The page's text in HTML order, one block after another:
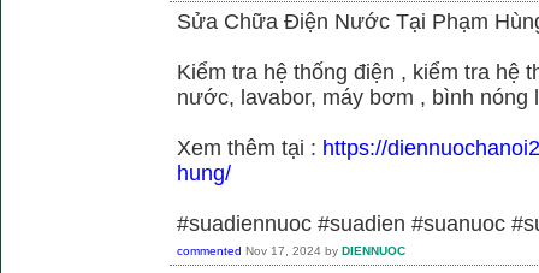
Sửa Chữa Điện Nước Tại Phạm
Kiểm tra hệ thống điện , kiểm tra hệ
nước, lavabor, máy bơm , bình nóng
Xem thêm tại : https://
hung/
#suadiennuoc #suadien #suanuoc
commented Nov 17, 2024 by DIENNUOC